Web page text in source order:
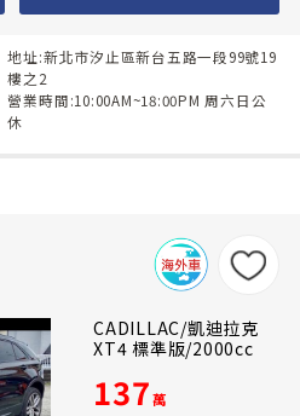
地址:新北市汐止區新台五路一段99號19
樓之2
營業時間:10:00AM~18:00PM 周六日公
休
CADILLAC/凱迪拉克
XT4 標準版/2000cc
137萬